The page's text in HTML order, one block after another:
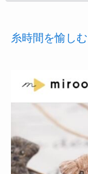
糸時間を愉し